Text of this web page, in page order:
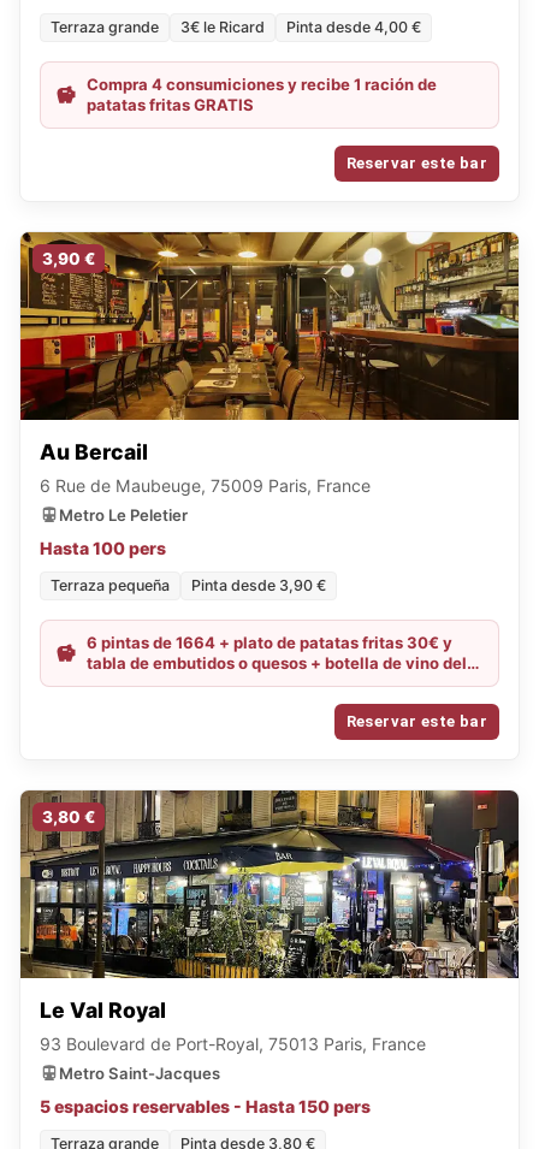
Terraza grande 3€ le Ricard Pinta desde 4,00 €
Compra 4 consumiciones y recibe 1 ración de
patatas fritas GRATIS
Reservar este bar
3,90 €
Au Bercail
6 Rue de Maubeuge, 75009 Paris, France
Metro Le Peletier
Hasta 100 pers
Terraza pequeña Pinta desde 3,90 €
6 pintas de 1664 + plato de patatas fritas 30€ y
tabla de embutidos o quesos + botella de vino del
momento 28€
Reservar este bar
3,80 €
Le Val Royal
93 Boulevard de Port-Royal, 75013 Paris, France
Metro Saint-Jacques
5 espacios reservables - Hasta 150 pers
Terraza grande Pinta desde 3,80 €